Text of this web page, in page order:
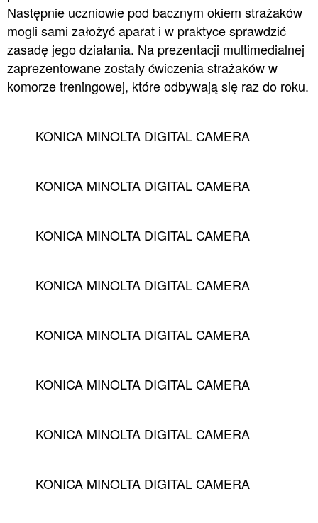
Następnie uczniowie pod bacznym okiem strażaków
mogli sami założyć aparat i w praktyce sprawdzić
zasadę jego działania. Na prezentacji multimedialnej
zaprezentowane zostały ćwiczenia strażaków w
komorze treningowej, które odbywają się raz do roku.
KONICA MINOLTA DIGITAL CAMERA
KONICA MINOLTA DIGITAL CAMERA
KONICA MINOLTA DIGITAL CAMERA
KONICA MINOLTA DIGITAL CAMERA
KONICA MINOLTA DIGITAL CAMERA
KONICA MINOLTA DIGITAL CAMERA
KONICA MINOLTA DIGITAL CAMERA
KONICA MINOLTA DIGITAL CAMERA